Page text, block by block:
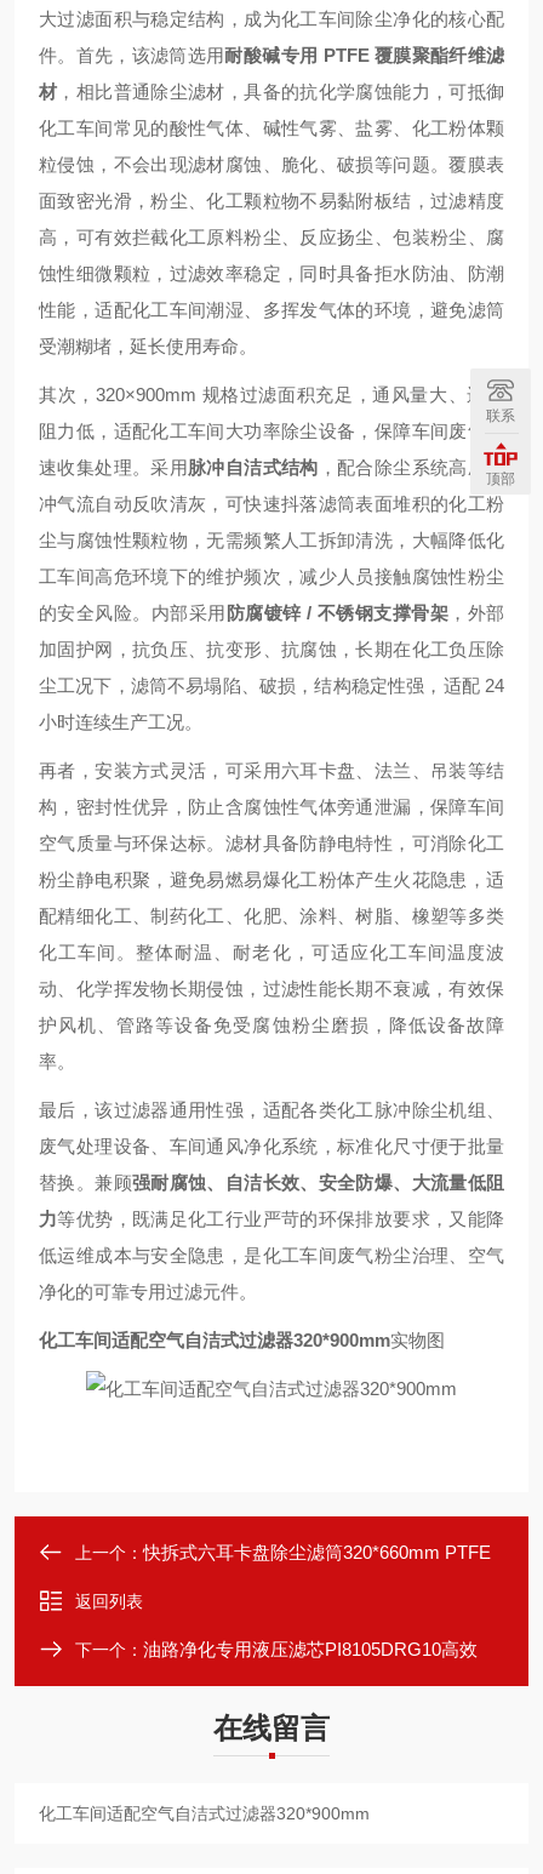
大过滤面积与稳定结构，成为化工车间除尘净化的核心配
件。首先，该滤筒选用耐酸碱专用 PTFE 覆膜聚酯纤维滤
材 ，相比普通除尘滤材，具备的抗化学腐蚀能力，可抵御
化工车间常见的酸性气体、碱性气雾、盐雾、化工粉体颗
粒侵蚀，不会出现滤材腐蚀、脆化、破损等问题。覆膜表
面致密光滑，粉尘、化工颗粒物不易黏附板结，过滤精度
高，可有效拦截化工原料粉尘、反应扬尘、包装粉尘、腐
蚀性细微颗粒，过滤效率稳定，同时具备拒水防油、防潮
性能，适配化工车间潮湿、多挥发气体的环境，避免滤筒
受潮糊堵，延长使用寿命。
其次，320×900mm 规格过滤面积充足，通风量大、运行
阻力低，适配化工车间大功率除尘设备，保障车间废气快
速收集处理。采用脉冲自洁式结构 ，配合除尘系统高压脉
冲气流自动反吹清灰，可快速抖落滤筒表面堆积的化工粉
尘与腐蚀性颗粒物，无需频繁人工拆卸清洗，大幅降低化
工车间高危环境下的维护频次，减少人员接触腐蚀性粉尘
的安全风险。内部采用 防腐镀锌 / 不锈钢支撑骨架 ，外部
加固护网，抗负压、抗变形、抗腐蚀，长期在化工负压除
尘工况下，滤筒不易塌陷、破损，结构稳定性强，适配 24
小时连续生产工况。
再者，安装方式灵活，可采用六耳卡盘、法兰、吊装等结
构，密封性优异，防止含腐蚀性气体旁通泄漏，保障车间
空气质量与环保达标。滤材具备防静电特性，可消除化工
粉尘静电积聚，避免易燃易爆化工粉体产生火花隐患，适
配精细化工、制药化工、化肥、涂料、树脂、橡塑等多类
化工车间。整体耐温、耐老化，可适应化工车间温度波
动、化学挥发物长期侵蚀，过滤性能长期不衰减，有效保
护风机、管路等设备免受腐蚀粉尘磨损，降低设备故障
率。
最后，该过滤器通用性强，适配各类化工脉冲除尘机组、
废气处理设备、车间通风净化系统，标准化尺寸便于批量
替换。兼顾强耐腐蚀、自洁长效、安全防爆、大流量低阻
力等优势，既满足化工行业严苛的环保排放要求，又能降
低运维成本与安全隐患，是化工车间废气粉尘治理、空气
净化的可靠专用过滤元件。
化工车间适配空气自洁式过滤器320*900mm实物图
上一个：快拆式六耳卡盘除尘滤筒320*660mm PTFE
返回列表
下一个： 油路净化专用液压滤芯PI8105DRG10高效
在线留言
联系
顶部